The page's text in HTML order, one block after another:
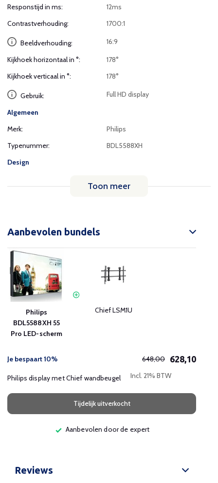
Responstijd in ms:
12ms
Contrastverhouding:
1700:1
Beeldverhouding: 16:9
Kijkhoek horizontaal in °:
178°
Kijkhoek verticaal in °:
178°
Gebruik: Full HD display
Algemeen
Merk:
Philips
Typenummer:
BDL5588XH
Design
Toon meer
Aanbevolen bundels
Philips
BDL5588XH 55
Pro LED-scherm
Chief LSM1U
Je bespaart 10% 648,00 628,10
Philips display met Chief wandbeugel Incl. 21% BTW
Tijdelijk uitverkocht
Aanbevolen door de expert
Reviews